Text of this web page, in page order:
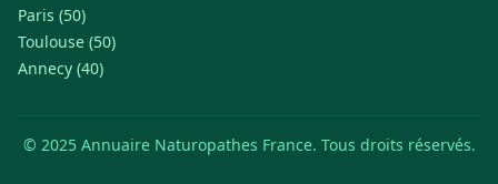
Paris (50)
Toulouse (50)
Annecy (40)
© 2025 Annuaire Naturopathes France. Tous droits réservés.